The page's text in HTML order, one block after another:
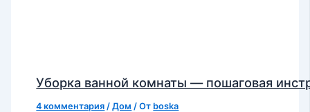
Уборка ванной комнаты — пошаговая
4 комментария /Дом / От boska